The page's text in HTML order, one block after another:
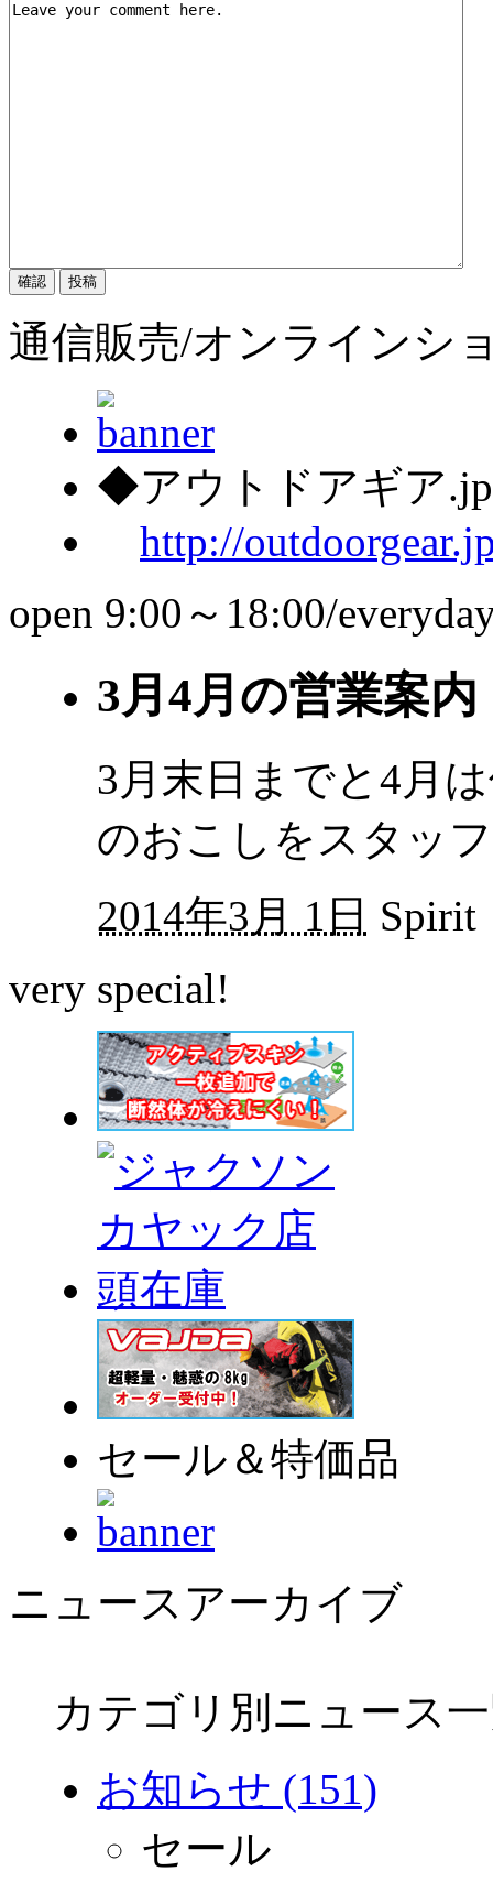
通信販売/オンラインシ
◆アウトドアギア
http://
open 9:00～18:00/
3月4月の営業案内
3月末日までと4月
のおこしをスタッ
2014年3月 1日 Spirit
very special!
セール＆特価品
ニュースアーカイブ
カテゴリ別ニュース
お知らせ (151)
セール